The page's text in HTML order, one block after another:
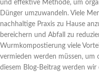
und effektive Methode, um
Dünger umzuwandeln. Viele
nachhaltige Praxis zu Hause
bereichern und Abfall zu
Wurmkompostierung viele
vermieden werden müssen, um
diesem Blog-Beitrag werden